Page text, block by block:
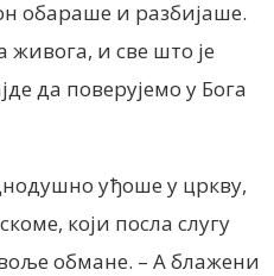
обараше и разбијаше.
живога, и све што је
да поверујемо у Бога
уђоше у цркву,
који посла слугу
обмане. – А блажени